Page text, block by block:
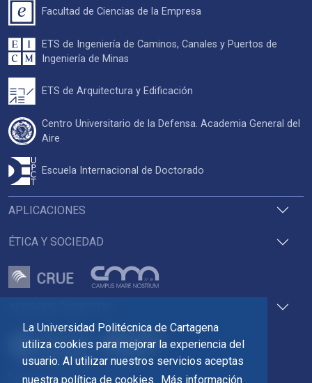
La Universidad Politécnica de Cartagena
utiliza cookies para mejorar la experiencia del
usuario. Al utilizar nuestros servicios aceptas
nuestra política de cookies. Más información
Pza. del Cronista Isidoro Valverde
APLICACIONES
ÉTICA Y SOCIEDAD
Facultad de Ciencias de la Empresa
ETS de Ingeniería de Caminos, Canales y Puertos de
Ingeniería de Minas
ETS de Arquitectura y Edificación
Centro Universitario de la Defensa. Academia General del
Aire
Escuela Internacional de Doctorado